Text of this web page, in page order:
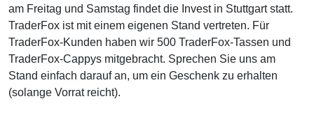
am Freitag und Samstag findet die Invest in Stuttgart statt.
TraderFox ist mit einem eigenen Stand vertreten. Für
TraderFox-Kunden haben wir 500 TraderFox-Tassen und
TraderFox-Cappys mitgebracht. Sprechen Sie uns am
Stand einfach darauf an, um ein Geschenk zu erhalten
(solange Vorrat reicht).